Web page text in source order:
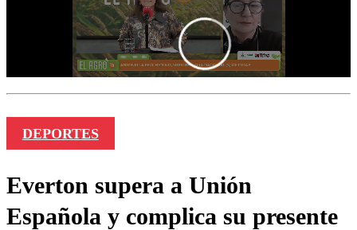
DEPORTES
Everton supera a Unión
Española y complica su presente